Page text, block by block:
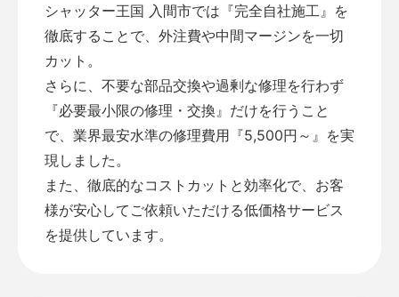
シャッター王国 入間市では『完全自社施工』を
徹底することで、外注費や中間マージンを一切
カット。
さらに、不要な部品交換や過剰な修理を行わず
『必要最小限の修理・交換』だけを行うこと
で、業界最安水準の修理費用『5,500円～』を実
現しました。
また、徹底的なコストカットと効率化で、お客
様が安心してご依頼いただける低価格サービス
を提供しています。